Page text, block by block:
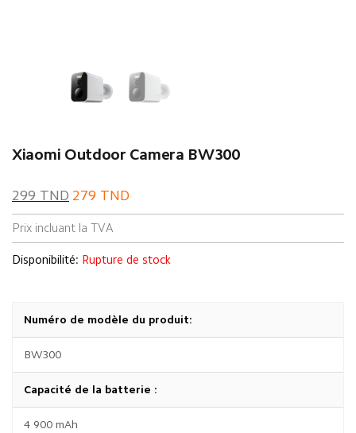
Xiaomi Outdoor Camera BW300
299 TND 279 TND
Prix incluant la TVA
Disponibilité: Rupture de stock
Numéro de modèle du produit:
BW300
Capacité de la batterie :
4 900 mAh